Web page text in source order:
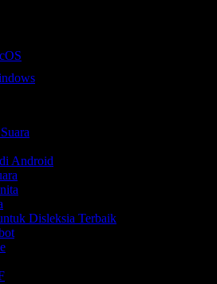
Android
Disleksia Terbaik